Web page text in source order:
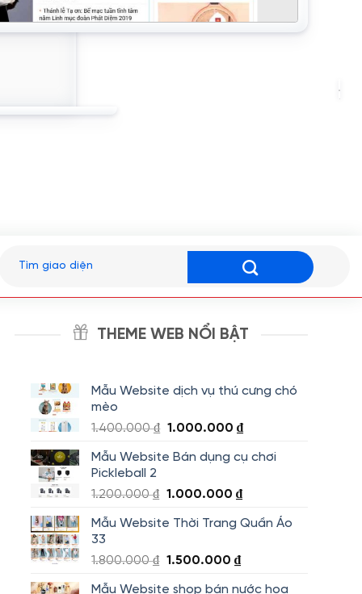
kiếm:
THEME WEB NỔI BẬT
Mẫu Website dịch vụ thú cưng chó
mèo
1.400.000₫ Giá
là:
1.000.000₫Giá
tại
1.000.000 ₫.
Mẫu Website Bán dụng cụ chơi
Pickleball 2
1.200.000₫ Giá
là:
1.000.000₫Giá
tại
Mẫu Website Thời Trang Quần Áo
33
1.800.000₫ Giá
1.500.000₫Giá
Mẫu Website shop bán nước hoa